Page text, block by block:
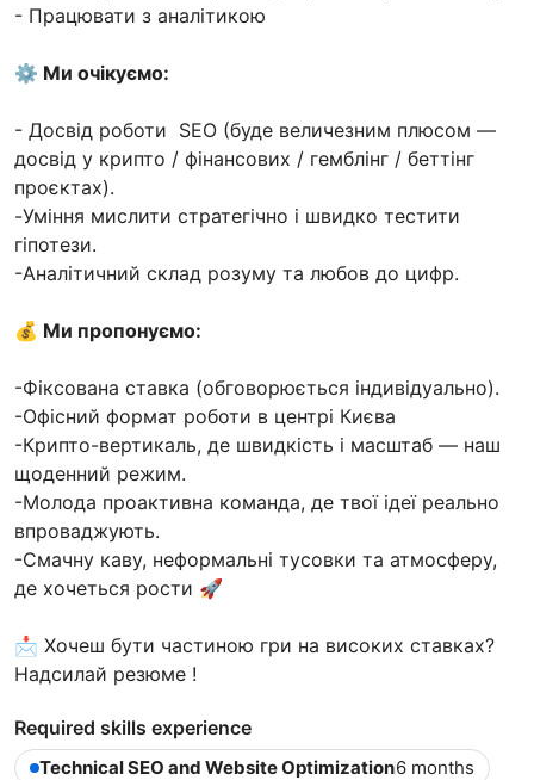
- Працювати з аналітикою
⚙️ Ми очікуємо:
- Досвід роботи SEO (буде величезним плюсом —
досвід у крипто / фінансових / гемблінг / беттінг
проєктах).
-Уміння мислити стратегічно і швидко тестити
гіпотези.
-Аналітичний склад розуму та любов до цифр.
💰 Ми пропонуємо:
-Фіксована ставка (обговорюється індивідуально).
-Офісний формат роботи в центрі Києва
-Крипто-вертикаль, де швидкість і масштаб — наш
щоденний режим.
-Молода проактивна команда, де твої ідеї реально
впроваджують.
-Смачну каву, неформальні тусовки та атмосферу,
де хочеться рости 🚀
📩 Хочеш бути частиною гри на високих ставках?
Надсилай резюме !
Required skills experience
Technical SEO and Website Optimization6 months